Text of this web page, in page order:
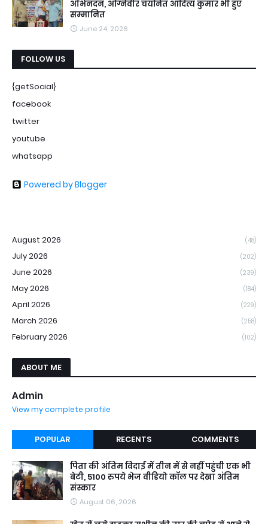
अभिनंदन, अग्निवीर चयनित आदित्य कुमार भी हुए
सम्मानित
June 24, 2026
FOLLOW US
{getSocial}
facebook
twitter
youtube
whatsapp
Powered by Blogger
August 2026 (48)
July 2026 (202)
June 2026 (239)
May 2026 (184)
April 2026 (229)
March 2026 (258)
February 2026 (102)
ABOUT ME
Admin
View my complete profile
POPULAR RECENTS COMMENTS
पिता की अंतिम विदाई में तीन में से नहीं पहुंची एक भी
बेटी, 5100 रुपये भेज वीडियो कॉल पर देखा अंतिम
संस्कार
August 06, 2026